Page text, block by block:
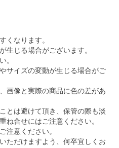
くなります。
生じる場合がございます。
。
サイズの変動が生じる場合がご
画像と実際の商品に色の差があ
とは避けて頂き、保管の際も淡
ね合せにはご注意ください。
注意ください。
ただけますよう、何卒宜しくお